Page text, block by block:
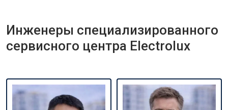
Инженеры специализированного
сервисного центра Electrolux